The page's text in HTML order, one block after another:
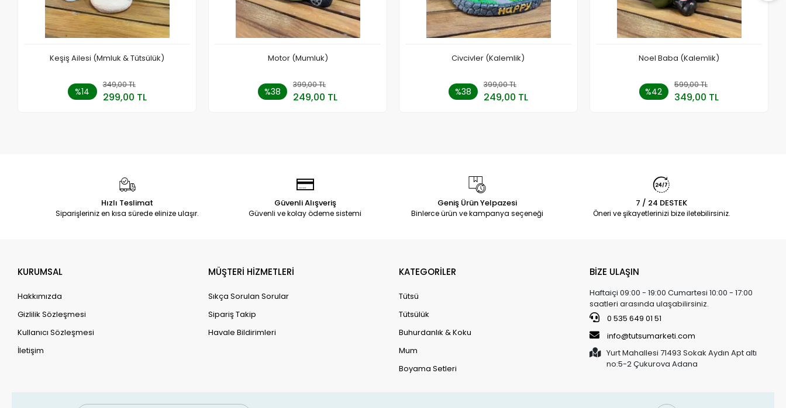
Keşiş Ailesi (Mmluk & Tütsülük)
%14
349,00 TL
299,00 TL
Sepete Ekle
Motor (Mumluk)
%38
399,00 TL
249,00 TL
Sepete Ekle
Civcivler (Kalemlik)
%38
399,00 TL
249,00 TL
Sepete Ekle
Noel Baba (Kalemlik)
%42
599,00 TL
349,00 TL
Sepete Ekle
Hızlı Teslimat
Siparişleriniz en kısa sürede elinize ulaşır.
Güvenli Alışveriş
Güvenli ve kolay ödeme sistemi
Geniş Ürün Yelpazesi
Binlerce ürün ve kampanya seçeneği
7 / 24 DESTEK
Öneri ve şikayetlerinizi bize iletebilirsiniz.
KURUMSAL
Hakkımızda
Gizlilik Sözleşmesi
Kullanıcı Sözleşmesi
İletişim
MÜŞTERİ HİZMETLERİ
Sıkça Sorulan Sorular
Sipariş Takip
Havale Bildirimleri
KATEGORİLER
Tütsü
Tütsülük
Buhurdanlık & Koku
Mum
Boyama Setleri
BİZE ULAŞIN
Haftaiçi 09:00 - 19:00 Cumartesi 10:00 - 17:00
saatleri arasında ulaşabilirsiniz.
0 535 649 01 51
info@tutsumarketi.com
Yurt Mahallesi 71493 Sokak Aydın Apt altı
no:5-2 Çukurova Adana